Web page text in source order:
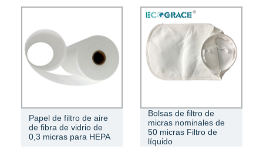
Papel de filtro de aire
de fibra de vidrio de
0,3 micras para HEPA
Bolsas de filtro de
micras nominales de
50 micras Filtro de
líquido